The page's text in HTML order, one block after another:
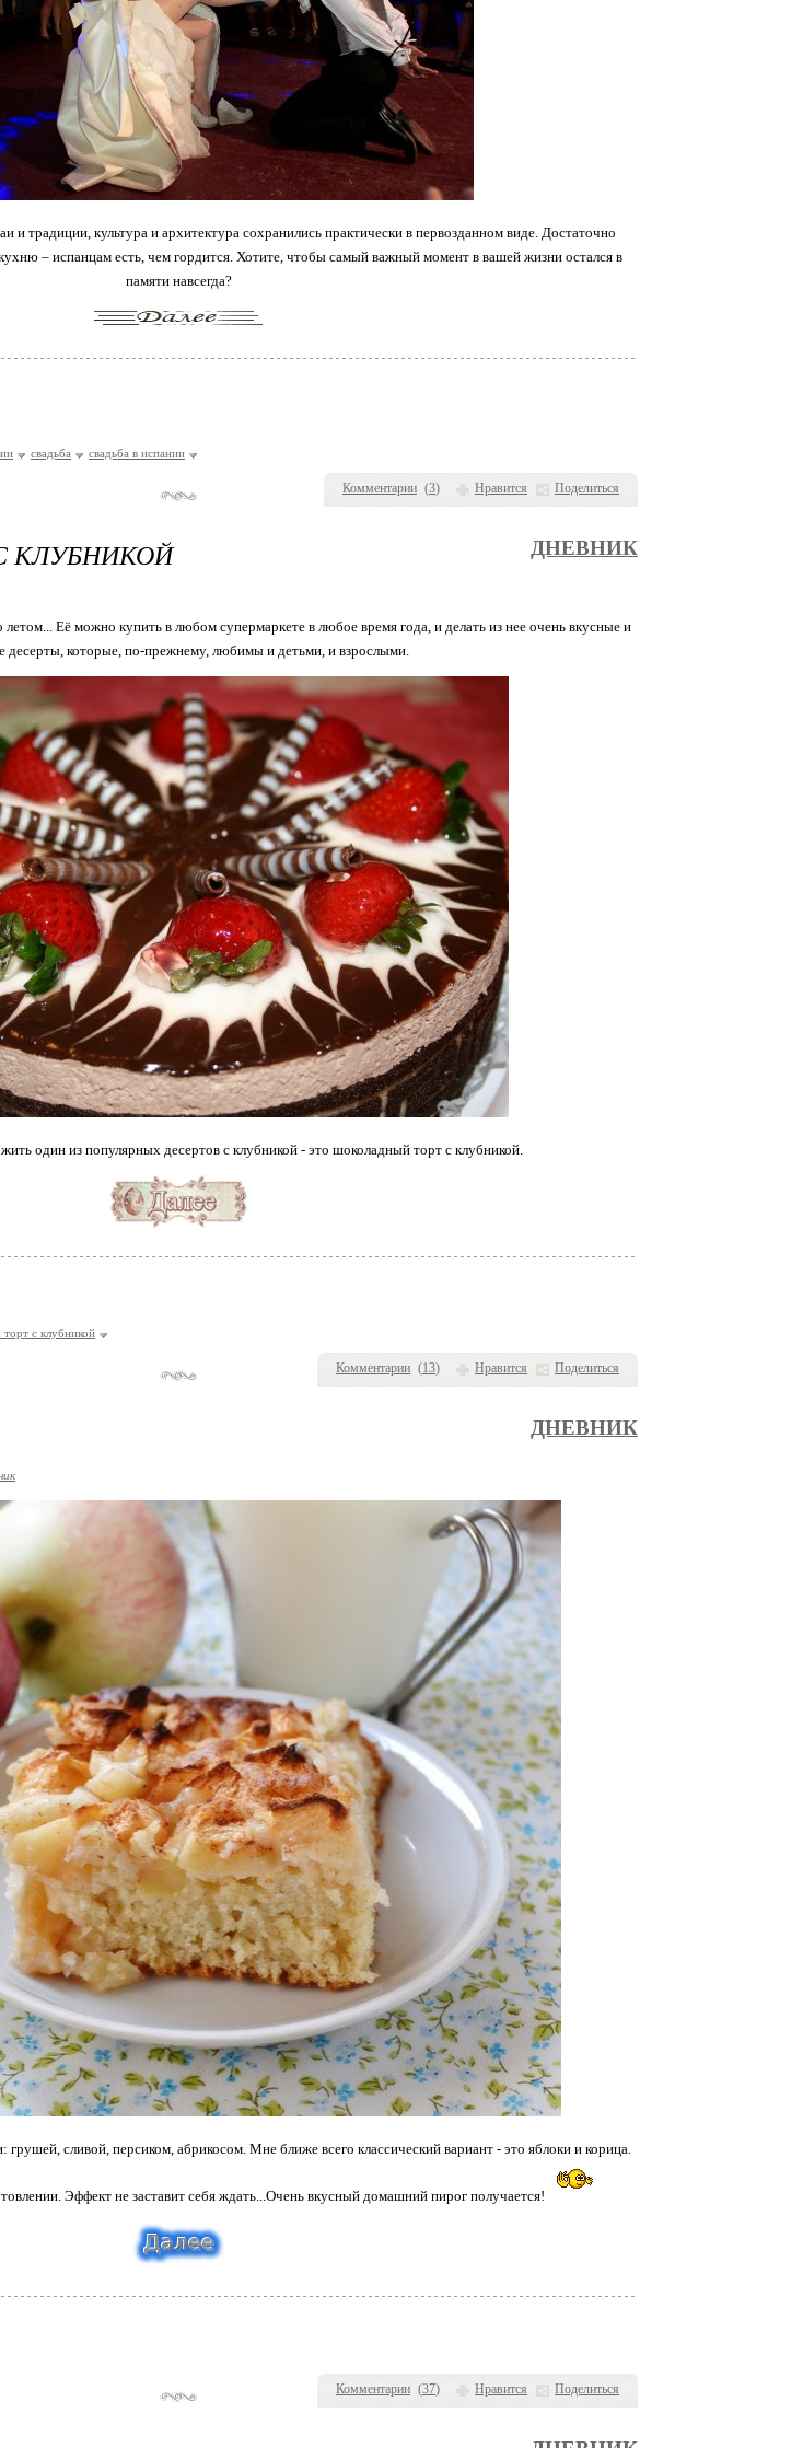
Комментарии (3) Нравится Поделиться
и традиции, культура и архитектура сохранились практически в первозданном виде. Достаточно
– испанцам есть, чем гордится. Хотите, чтобы самый важный момент в вашей жизни остался в
памяти навсегда?
свадьба свадьба в испании
Комментарии (13) Нравится Поделиться
КЛУБНИКОЙ ДНЕВНИК
Её можно купить в любом супермаркете в любое время года, и делать из нее очень вкусные и
десерты, которые, по-прежнему, любимы и детьми, и взрослыми.
один из популярных десертов с клубникой - это шоколадный торт с клубникой.
с клубникой
Комментарии (37) Нравится Поделиться
ДНЕВНИК
сливой, персиком, абрикосом. Мне ближе всего классический вариант - это яблоки и корица.
Эффект не заставит себя ждать...Очень вкусный домашний пирог получается!